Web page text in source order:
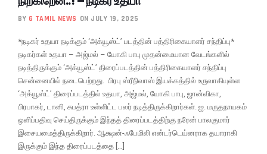
BY G TAMIL NEWS ON JULY 19, 2025
*நடிகர் உதயா நடிக்கும் ‘அக்யூஸ்ட்’ படத்தின் பத்திரிகையாளர் சந்திப்பு*
நடிகர்கள் உதயா – அஜ்மல் – யோகி பாபு முதன்மையான வேடங்களில்
நடித்திருக்கும் ‘அக்யூஸ்ட்’ திரைப்படத்தின் பத்திரிகையாளர் சந்திப்பு
சென்னையில் நடைபெற்றது. பிரபு ஸ்ரீநிவாஸ் இயக்கத்தில் உருவாகியுள்ள
‘அக்யூஸ்ட்’ திரைப்படத்தில் உதயா, அஜ்மல், யோகி பாபு, ஜான்விகா,
பிரபாகர், டானி, சுபத்ரா உள்ளிட்ட பலர் நடித்திருக்கிறார்கள். ஐ. மருதநாயகம்
ஒளிப்பதிவு செய்திருக்கும் இந்தத் திரைப்படத்திற்கு நரேன் பாலகுமார்
இசையமைத்திருக்கிறார். ஆக்ஷன்-ஃபேமிலி என்டர்டெய்னராக தயாராகி
இருக்கும் இந்த திரைப்படத்தை […]